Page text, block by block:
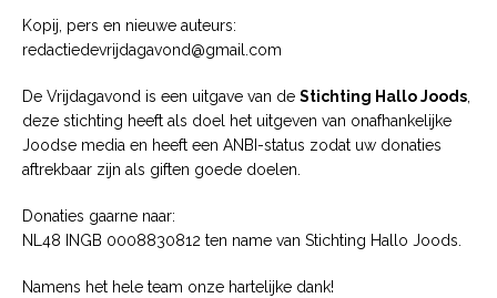
Kopij, pers en nieuwe auteurs:
redactiedevrijdagavond@gmail.com
De Vrijdagavond is een uitgave van de Stichting Hallo Joods,
deze stichting heeft als doel het uitgeven van onafhankelijke
Joodse media en heeft een ANBI-status zodat uw donaties
aftrekbaar zijn als giften goede doelen.
Donaties gaarne naar:
NL48 INGB 0008830812 ten name van Stichting Hallo Joods.
Namens het hele team onze hartelijke dank!